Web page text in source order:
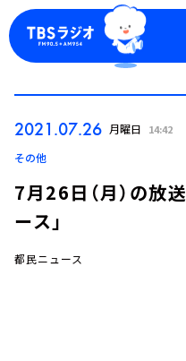
2021.07.26 月曜日 14:42
その他
7月26日（月）の放
ース」
都民ニュース